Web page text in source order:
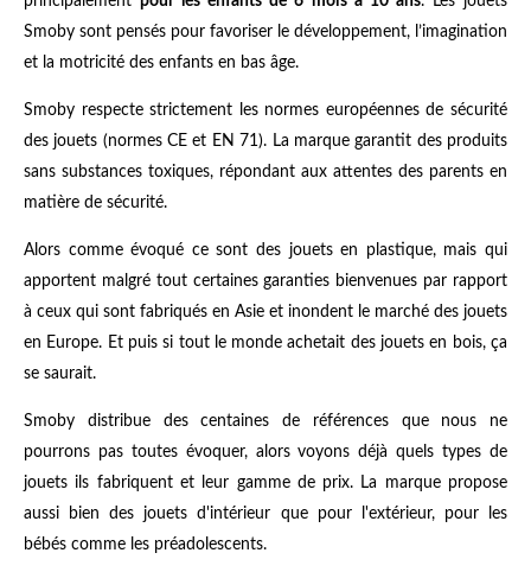
Smoby sont pensés pour favoriser le développement, l’imagination
et la motricité des enfants en bas âge.
Smoby respecte strictement les normes européennes de sécurité
des jouets (normes CE et EN 71). La marque garantit des produits
sans substances toxiques, répondant aux attentes des parents en
matière de sécurité.
Alors comme évoqué ce sont des jouets en plastique, mais qui
apportent malgré tout certaines garanties bienvenues par rapport
à ceux qui sont fabriqués en Asie et inondent le marché des jouets
en Europe. Et puis si tout le monde achetait des jouets en bois, ça
se saurait.
Smoby distribue des centaines de références que nous ne
pourrons pas toutes évoquer, alors voyons déjà quels types de
jouets ils fabriquent et leur gamme de prix. La marque propose
aussi bien des jouets d'intérieur que pour l'extérieur, pour les
bébés comme les préadolescents.